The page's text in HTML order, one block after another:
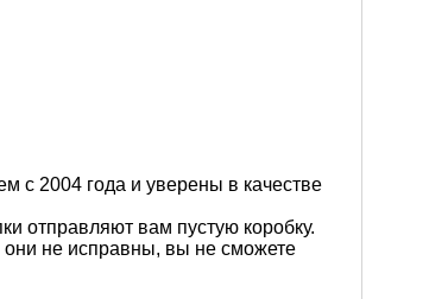
с 2004 года и уверены в качестве
отправляют вам пустую коробку.
не исправны, вы не сможете